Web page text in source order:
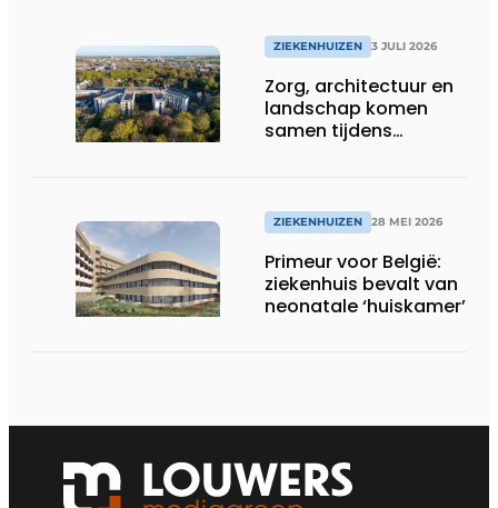
ZIEKENHUIZEN 3 JULI 2026
Zorg, architectuur en
landschap komen
samen tijdens
ZIEKENHUIZEN 28 MEI 2026
Primeur voor België:
ziekenhuis bevalt van
neonatale ‘huiskamer’